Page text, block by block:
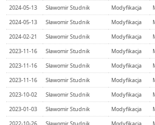
2024-05-13
Sławomir Studnik Modyfikacja
2024-05-13
Sławomir Studnik Modyfikacja
2024-02-21
Sławomir Studnik Modyfikacja
2023-11-16
Sławomir Studnik Modyfikacja
2023-11-16
Sławomir Studnik Modyfikacja
2023-11-16
Sławomir Studnik Modyfikacja
2023-10-02
Sławomir Studnik Modyfikacja
2023-01-03
Sławomir Studnik Modyfikacja